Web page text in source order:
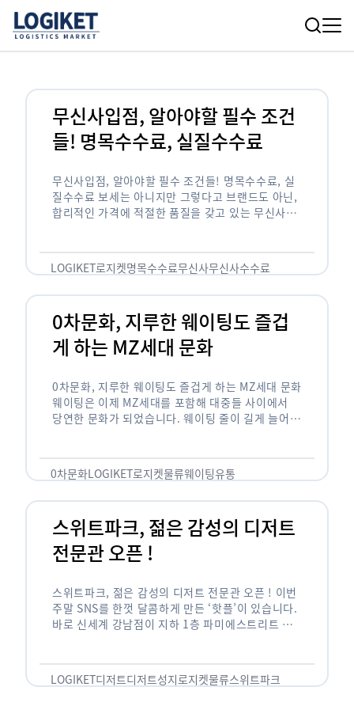
무신사입점, 알아야할 필수 조건
들! 명목수수료, 실질수수료
무신사입점, 알아야할 필수 조건들! 명목수수료, 실
질수수료 보세는 아니지만 그렇다고 브랜드도 아닌,
합리적인 가격에 적절한 품질을 갖고 있는 무신사!
LOGIKET로지켓명목수수료무신사무신사수수료
0차문화, 지루한 웨이팅도 즐겁
게 하는 MZ세대 문화
0차문화, 지루한 웨이팅도 즐겁게 하는 MZ세대 문화
웨이팅은 이제 MZ세대를 포함해 대중들 사이에서
당연한 문화가 되었습니다. 웨이팅 줄이 길게 늘어서
0차문화LOGIKET로지켓물류웨이팅유통
스위트파크, 젊은 감성의 디저트
전문관 오픈 !
스위트파크, 젊은 감성의 디저트 전문관 오픈 ! 이번
주말 SNS를 한껏 달콤하게 만든 ‘핫플’이 있습니다.
바로 신세계 강남점이 지하 1층 파미에스트리트 분
LOGIKET디저트디저트성지로지켓물류스위트파크